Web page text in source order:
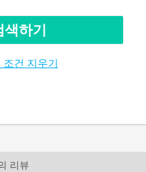
색하기
조건 지우기
리뷰